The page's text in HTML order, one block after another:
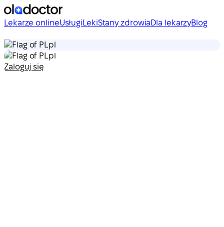
Lekarze onlineUsługi LekiStany zdrowiaDla lekarzyBlog
pl
pl
Zaloguj się